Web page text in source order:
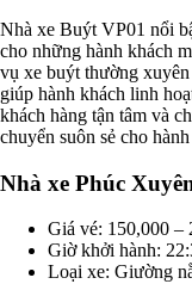
Nhà xe Buýt VP01 nổi
cho những hành khách
vụ xe buýt thường
giúp hành khách linh
khách hàng tận tâm và
chuyển suôn sẻ cho
Nhà xe Phúc
Giá vé: 150,000
Giờ khởi hành:
Loại xe: Giường